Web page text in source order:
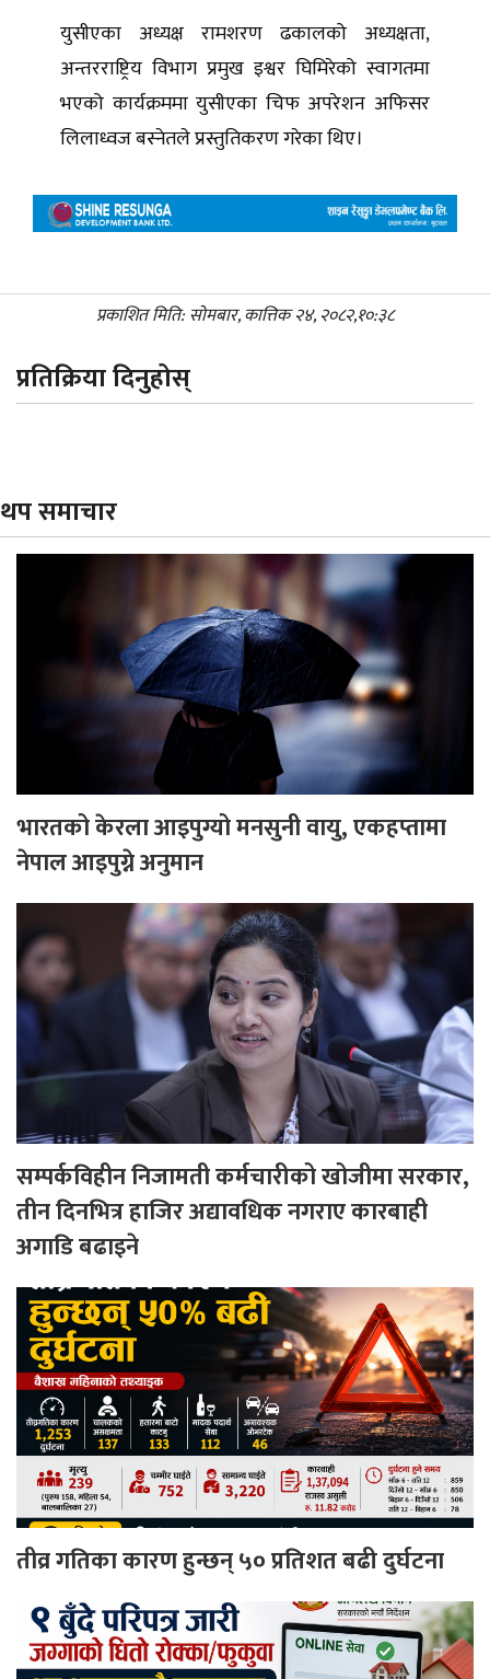
युसीएका अध्यक्ष रामशरण ढकालको अध्यक्षता,
अन्तरराष्ट्रिय विभाग प्रमुख इश्वर घिमिरेको स्वागतमा
भएको कार्यक्रममा युसीएका चिफ अपरेशन अफिसर
लिलाध्वज बस्नेतले प्रस्तुतिकरण गरेका थिए।
प्रकाशित मिति: सोमबार, कात्तिक २४, २०८२,१०:३८
प्रतिक्रिया दिनुहोस्
थप समाचार
भारतको केरला आइपुग्यो मनसुनी वायु, एकहप्तामा
नेपाल आइपुग्ने अनुमान
सम्पर्कविहीन निजामती कर्मचारीको खोजीमा सरकार,
तीन दिनभित्र हाजिर अद्यावधिक नगराए कारबाही
अगाडि बढाइने
तीव्र गतिका कारण हुन्छन् ५० प्रतिशत बढी दुर्घटना